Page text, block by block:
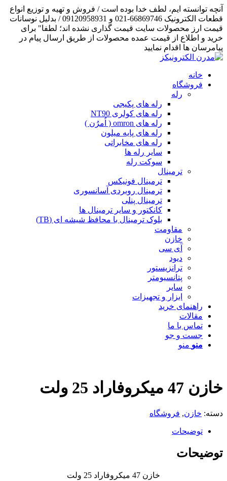
آنچه توانسته ایم، لطف خدا بوده است / فروش و تهیه و توزیع انواع
قطعات الکترونیک 66869746-021 و 09120958931 / بدلیل نوسانات
قیمت ارز محصولات سایت قیمت گذاری نشده اند؛ لطفا" برای
خرید و اطلاع از قیمت عمده محصولات از طریق ارسال پیام در
پیامرسان ها اقدام نمایید
خانه
فروشگاه
رله
رله های پکیجی
رله های کولری NT90
رله های omron ( اُمرُن )
رله های پایه میلون
رله های مخابراتی
سایر رله ها
سوکت رله
ترمینال
ترمینال فونیکس
ترمینال روبردی آسانسوری
ترمینال پنلی
کانکتور و سایر ترمینال ها
بلوک ترمینال با محافظ شیشه ای (TB)
مقاومت
خازن
آی سی
دیود
ترانزیستور
پتانسیومتر
سایر
ابزار و تجهیزات
راهنمای خرید
مقالات
تماس با ما
جست و جو
منو منو
خازن 47 میکروفاراد 25 ولت
دسته: خازن, فروشگاه
توضیحات
توضیحات
خازن 47 میکروفاراد 25 ولت